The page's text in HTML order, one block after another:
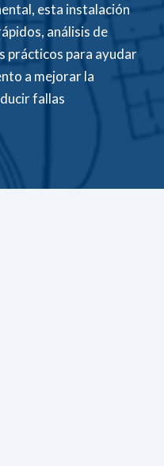
esta instalación
análisis de
prácticos para ayudar
a mejorar la
fallas